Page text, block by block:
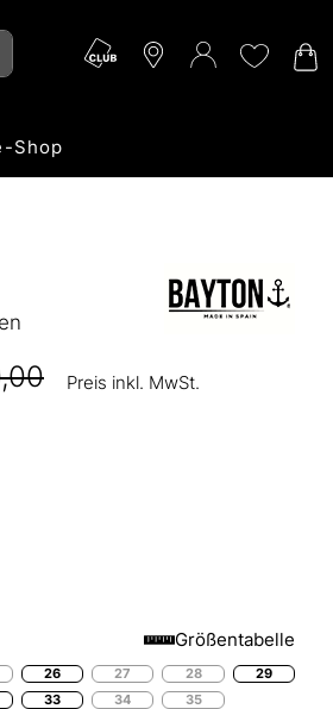
Shop
Preis inkl. MwSt.
Größentabelle
26 27 28
29
33 34 35